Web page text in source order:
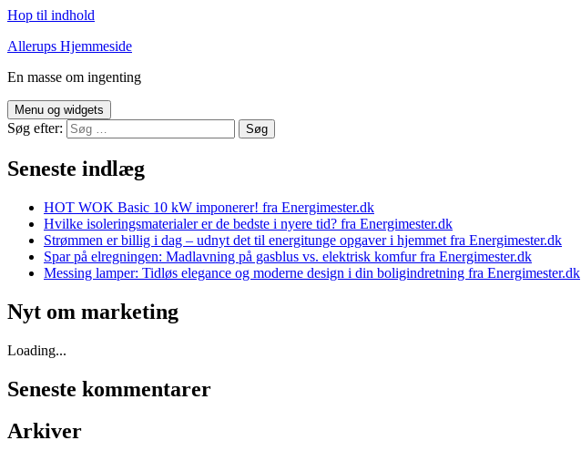
Hop til indhold
Allerups Hjemmeside
En masse om ingenting
Menu og widgets
Søg efter:
Seneste indlæg
HOT WOK Basic 10 kW imponerer! fra Energimester.dk
Hvilke isoleringsmaterialer er de bedste i nyere tid? fra Energimester.dk
Strømmen er billig i dag – udnyt det til energitunge opgaver i hjemmet fra Energimester.dk
Spar på elregningen: Madlavning på gasblus vs. elektrisk komfur fra Energimester.dk
Messing lamper: Tidløs elegance og moderne design i din boligindretning fra Energimester.dk
Nyt om marketing
Loading...
Seneste kommentarer
Arkiver